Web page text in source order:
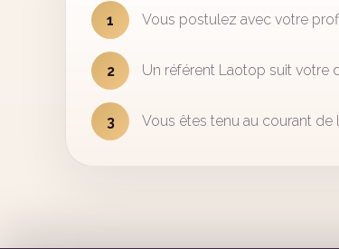
1 Vous postulez avec votre
2 Un référent Laotop suit votre
3 Vous êtes tenu au courant de